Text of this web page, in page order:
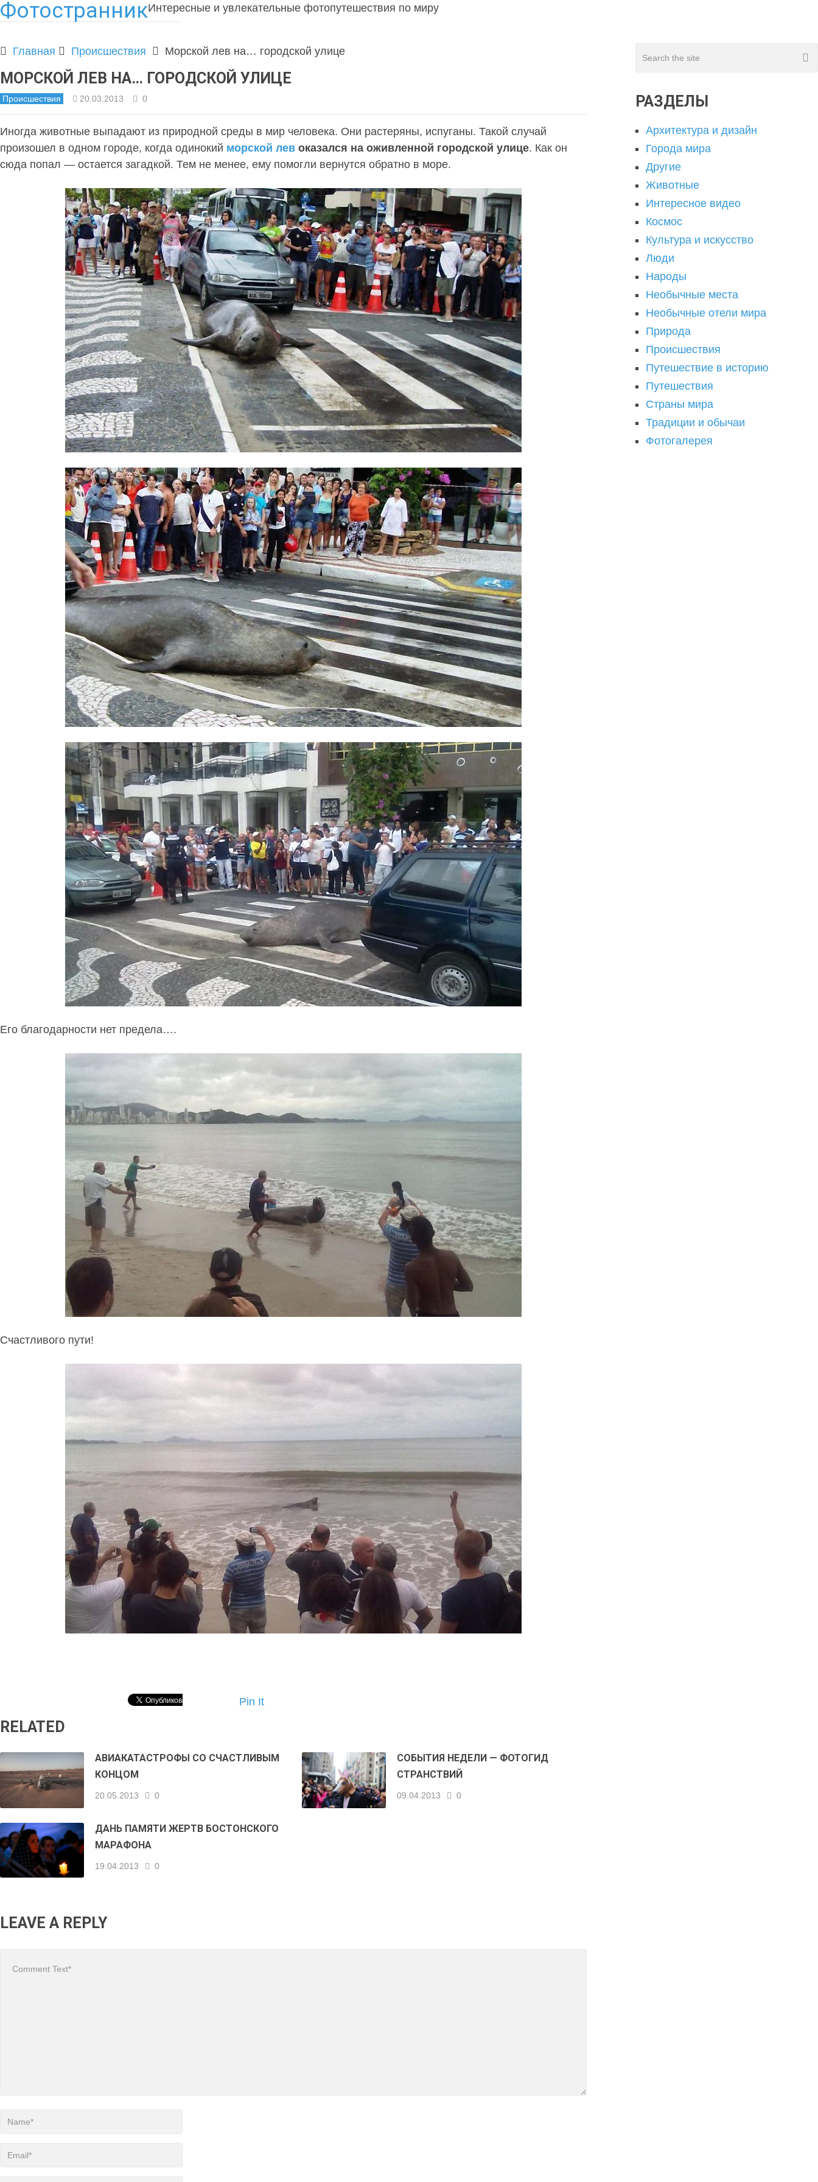
ФотостранникИнтересные и увлекательные фотопутешествия по миру
Главная Происшествия Морской лев на… городской улице
МОРСКОЙ ЛЕВ НА… ГОРОДСКОЙ УЛИЦЕ
Происшествия 20.03.2013 0
Иногда животные выпадают из природной среды в мир человека. Они растеряны, испуганы. Такой случай
произошел в одном городе, когда одинокий морской лев оказался на оживленной городской улице. Как он
сюда попал — остается загадкой. Тем не менее, ему помогли вернутся обратно в море.
Его благодарности нет предела….
Счастливого пути!
Pin It
RELATED
АВИАКАТАСТРОФЫ СО СЧАСТЛИВЫМ
КОНЦОМ
20.05.2013 0
СОБЫТИЯ НЕДЕЛИ — ФОТОГИД
СТРАНСТВИЙ
09.04.2013 0
ДАНЬ ПАМЯТИ ЖЕРТВ БОСТОНСКОГО
МАРАФОНА
19.04.2013 0
LEAVE A REPLY
РАЗДЕЛЫ
Архитектура и дизайн
Города мира
Другие
Животные
Интересное видео
Космос
Культура и искусство
Люди
Народы
Необычные места
Необычные отели мира
Природа
Происшествия
Путешествие в историю
Путешествия
Страны мира
Традиции и обычаи
Фотогалерея